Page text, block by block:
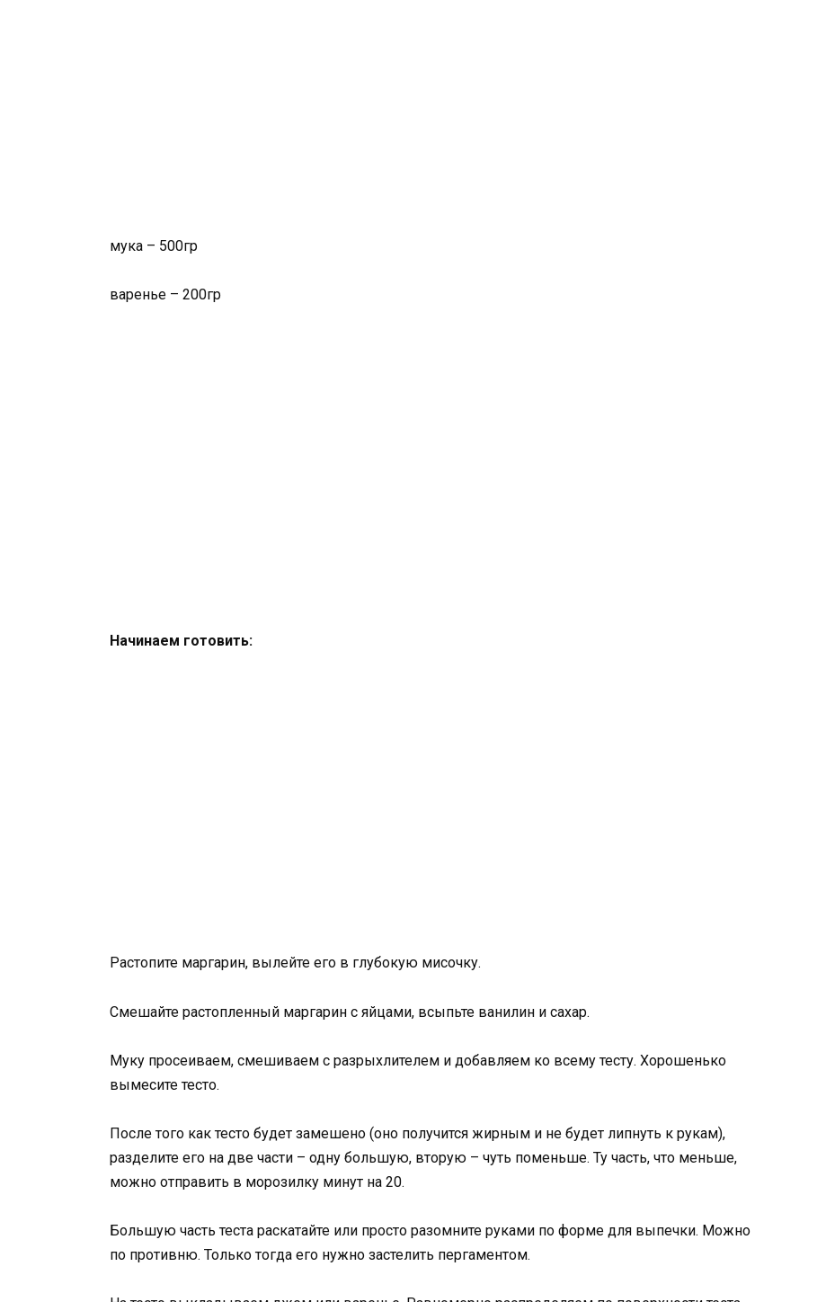
мука – 500гр
варенье – 200гр
Начинаем готовить:
Растопите маргарин, вылейте его в глубокую мисочку.
Смешайте растопленный маргарин с яйцами, всыпьте ванилин и сахар.
Муку просеиваем, смешиваем с разрыхлителем и добавляем ко всему тесту. Хорошенько
вымесите тесто.
После того как тесто будет замешено (оно получится жирным и не будет липнуть к рукам),
разделите его на две части – одну большую, вторую – чуть поменьше. Ту часть, что меньше,
можно отправить в морозилку минут на 20.
Большую часть теста раскатайте или просто разомните руками по форме для выпечки. Можно
по противню. Только тогда его нужно застелить пергаментом.